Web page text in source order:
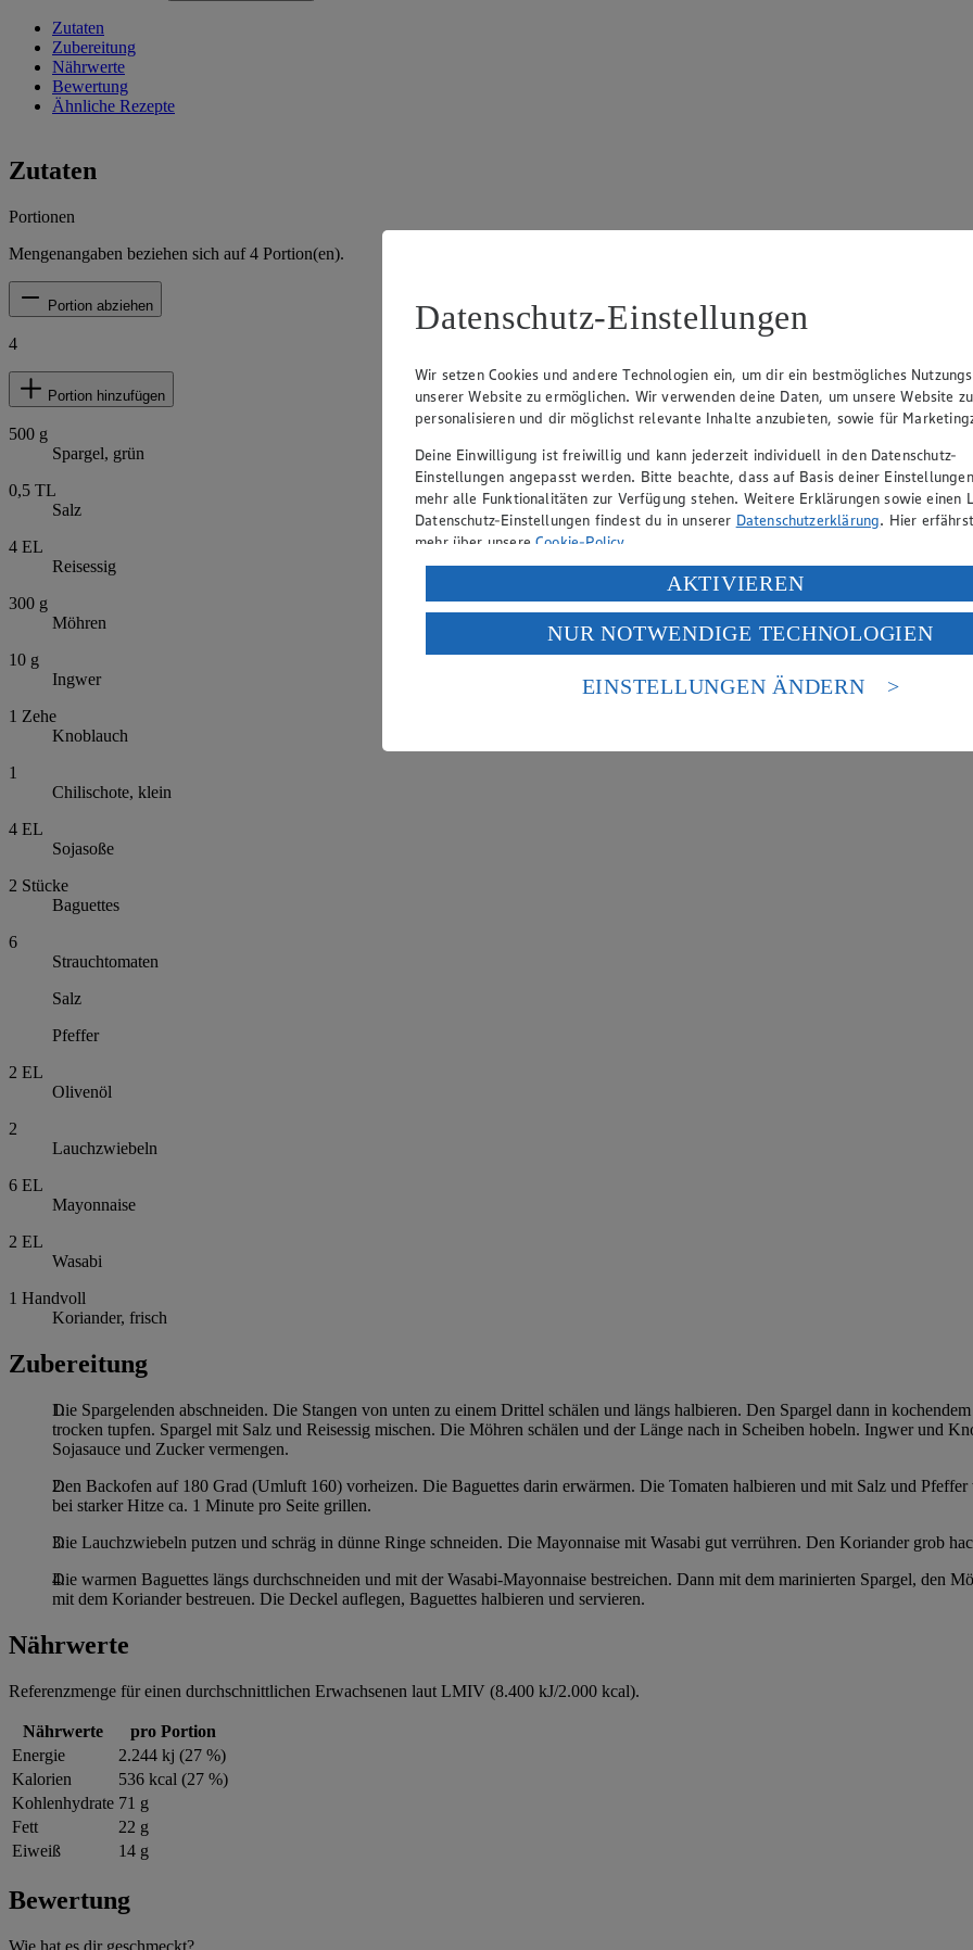
Zutaten
Zubereitung
Nährwerte
Bewertung
Ähnliche Rezepte
Zutaten
Portionen
Mengenangaben beziehen sich auf4 Portion(en).
Portion abziehen
4
Portion hinzufügen
500 g
Spargel, grün
0,5 TL
Salz
4 EL
Reisessig
300 g
Möhren
10 g
Ingwer
1 Zehe
Knoblauch
1
Chilischote, klein
4 EL
Sojasoße
2 Stücke
Baguettes
6
Strauchtomaten
Salz
Pfeffer
2 EL
Olivenöl
2
Lauchzwiebeln
6 EL
Mayonnaise
2 EL
Wasabi
1 Handvoll
Koriander, frisch
Zubereitung
Die Spargelenden abschneiden. Die Stangen von unten zu einem Drittel schälen und längs halbieren. Den Spargel dann in
trocken tupfen. Spargel mit Salz und Reisessig mischen. Die Möhren schälen und der Länge nach in Scheiben hobeln. Ingwer und
Sojasauce und Zucker vermengen.
Den Backofen auf 180 Grad (Umluft 160) vorheizen. Die Baguettes darin erwärmen. Die Tomaten halbieren und mit Salz und
bei starker Hitze ca. 1 Minute pro Seite grillen.
Die Lauchzwiebeln putzen und schräg in dünne Ringe schneiden. Die Mayonnaise mit Wasabi gut verrühren. Den Koriander grob
Die warmen Baguettes längs durchschneiden und mit der Wasabi-Mayonnaise bestreichen. Dann mit dem marinierten Spargel, den
mit dem Koriander bestreuen. Die Deckel auflegen, Baguettes halbieren und servieren.
Nährwerte
Referenzmenge für einen durchschnittlichen Erwachsenen laut LMIV (8.400 kJ/2.000 kcal).
Nährwerte
pro Portion
Energie
2.244 kj (27 %)
Kalorien
536 kcal (27 %)
Kohlenhydrate 71 g
Fett
22 g
Eiweiß
14 g
Bewertung
Wie hat es dir geschmeckt?
Datenschutz-Einstellungen
Wir setzen Cookies und andere Technologien ein, um dir ein bestmögliches
unserer Website zu ermöglichen. Wir verwenden deine Daten, um unsere Website zu
personalisieren und dir möglichst relevante Inhalte anzubieten, sowie für
Deine Einwilligung ist freiwillig und kann jederzeit individuell in den Datenschutz-
Einstellungen angepasst werden. Bitte beachte, dass auf Basis deiner
mehr alle Funktionalitäten zur Verfügung stehen. Weitere Erklärungen sowie einen
Datenschutz-Einstellungen findest du in unserer Datenschutzerklärung. Hier
mehr über unsereCookie-Policy.
Verarbeitung deiner personenbezogenen Daten in den USA durch Facebook und
Wenn du auf „Aktivieren“ klickst, willigst du im Sinne des Art. 49 Abs. 1 Satz 1 lit.
ein, dass deine Daten in den USA verarbeitet werden. Der EuGH sieht die USA als
einem nach europäischen Standards nicht angemessenen Datenschutzniveau an. Es
Risiko eines Zugriffs durch US-amerikanische Behörden.
AKTIVIEREN
NUR NOTWENDIGE TECHNOLOGIEN
EINSTELLUNGEN ÄNDERN